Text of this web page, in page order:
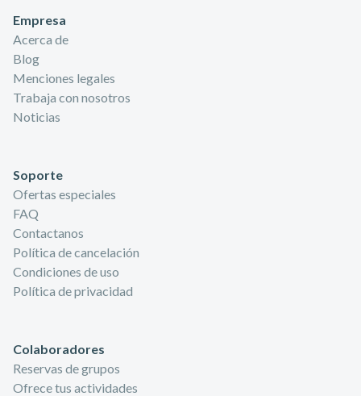
Empresa
Acerca de
Blog
Menciones legales
Trabaja con nosotros
Noticias
Soporte
Ofertas especiales
FAQ
Contactanos
Política de cancelación
Condiciones de uso
Política de privacidad
Colaboradores
Reservas de grupos
Ofrece tus actividades